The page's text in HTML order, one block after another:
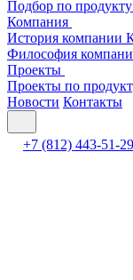
Подбор по продукту
Компания
История компании
Философия
Проекты
Проекты по
Новости Контакты
+7 (812) 443-51-29